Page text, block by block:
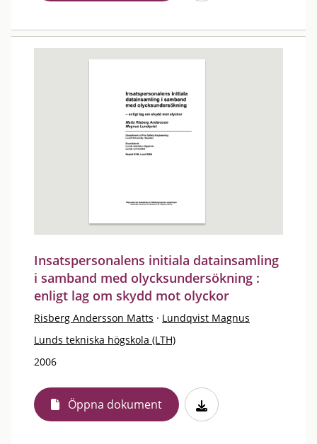
Insatspersonalens initiala datainsamling
i samband med olycksundersökning :
enligt lag om skydd mot olyckor
Risberg Andersson Matts · Lundqvist Magnus
Lunds tekniska högskola (LTH)
2006
Öppna dokument